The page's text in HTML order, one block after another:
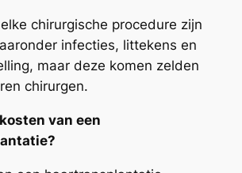
chirurgische procedure zijn
infecties, littekens en
maar deze komen zelden
chirurgen.
van een